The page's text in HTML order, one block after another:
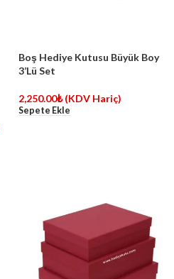
Boş Hediye Kutusu Büyük Boy
3’Lü Set
2,250.00₺ (KDV Hariç)
Sepete Ekle